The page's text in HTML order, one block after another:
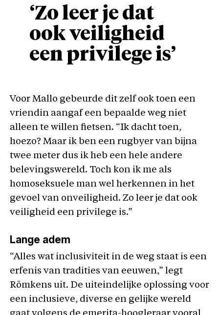
‘Zo leer je dat
ook veiligheid
een privilege is’
Voor Mallo gebeurde dit zelf ook toen een
vriendin aangaf een bepaalde weg niet
alleen te willen fietsen. “Ik dacht toen,
hoezo? Maar ik ben een rugbyer van bijna
twee meter dus ik heb een hele andere
belevingswereld. Toch kon ik me als
homoseksuele man wel herkennen in het
gevoel van onveiligheid. Zo leer je dat ook
veiligheid een privilege is.”
Lange adem
“Alles wat inclusiviteit in de weg staat is een
erfenis van tradities van eeuwen,” legt
Römkens uit. De uiteindelijke oplossing voor
een inclusieve, diverse en gelijke wereld